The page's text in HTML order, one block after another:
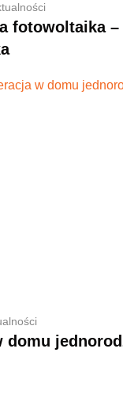
fotowoltaika
domu